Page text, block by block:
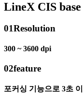
LineX CIS base
01Resolution
300 ~ 3600 dpi
02feature
포커싱 기능으로 3초